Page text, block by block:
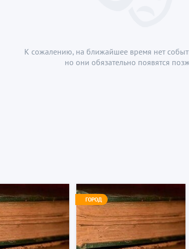
К сожалению, на ближайшее время нет
но они обязательно появятся
ГОРОД